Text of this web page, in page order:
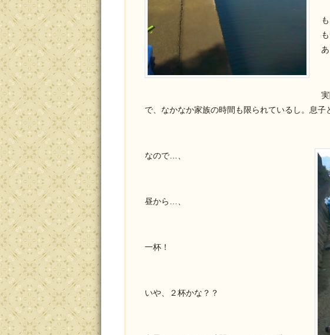
で、なかなか家族の時間も限られているし。息子
なので…、
昼から…、
一杯！
いや、２杯かな？？